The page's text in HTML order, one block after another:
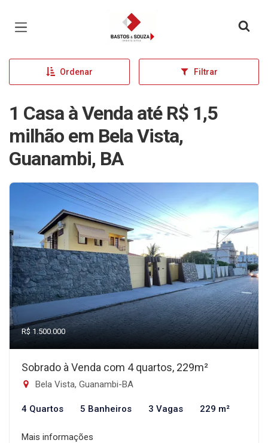
Página inicial
Ordenar Filtrar
1 Casa à Venda até R$ 1,5
milhão em Bela Vista,
Guanambi, BA
R$ 1.500.000
Sobrado à Venda com 4 quartos, 229m²
Bela Vista, Guanambi-BA
4 Quartos 5 Banheiros 3 Vagas 229 m²
Mais informações